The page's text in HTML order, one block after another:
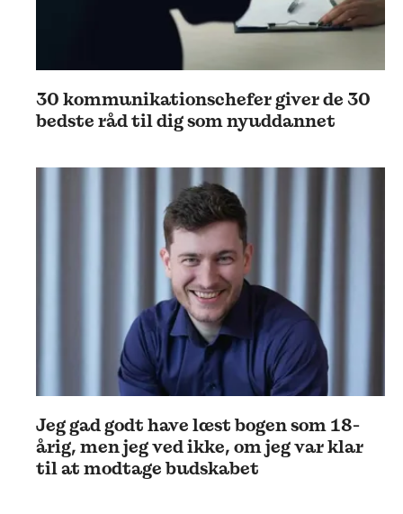
30 kommunikationschefer giver de 30
bedste råd til dig som nyuddannet
Jeg gad godt have læst bogen som 18-
årig, men jeg ved ikke, om jeg var klar
til at modtage budskabet